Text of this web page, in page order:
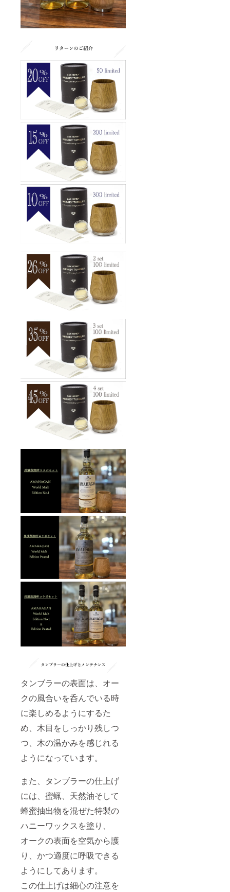
タンブラーの表面は、オー
クの風合いを呑んでいる時
に楽しめるようにするた
め、木目をしっかり残しつ
つ、木の温かみを感じれる
ようになっています。
また、タンブラーの仕上げ
には、蜜蝋、天然油そして
蜂蜜抽出物を混ぜた特製の
ハニーワックスを塗り、
オークの表面を空気から護
り、かつ適度に呼吸できる
ようにしてあります。
この仕上げは細心の注意を